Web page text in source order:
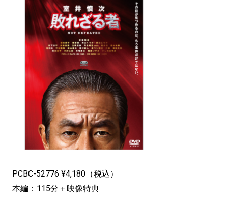
PCBC-52776 ¥4,180（税込）
本編：115分＋映像特典